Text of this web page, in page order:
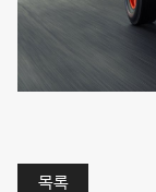
목록